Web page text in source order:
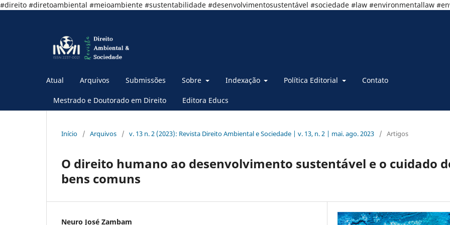
#direito #diretoambiental #meioambiente #sustentabilidade #desenvolvimentosustentável #sociedade #law #environmentallaw
Atual Arquivos Submissões Sobre Indexação Política Editorial Contato
Mestrado e Doutorado em Direito Editora Educs
Início / Arquivos / v. 13 n. 2 (2023): Revista Direito Ambiental e Sociedade | v. 13, n. 2 | mai. ago. 2023 / Artigos
O direito humano ao desenvolvimento sustentável e o cuidado
bens comuns
Neuro José Zambam